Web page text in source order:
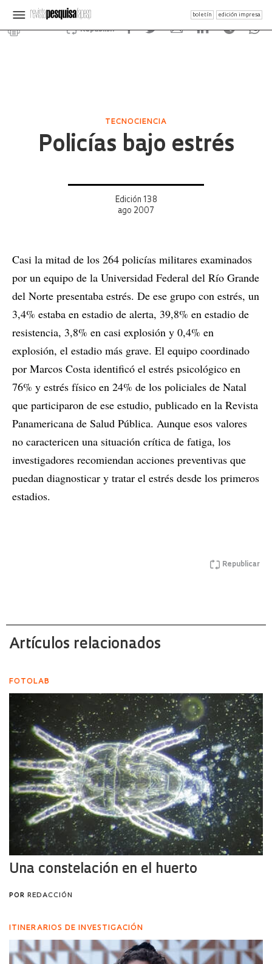
boletín edición impresa
Republish
TECNOCIENCIA
Policías bajo estrés
Edición 138
ago 2007
Casi la mitad de los 264 policías militares examinados
por un equipo de la Universidad Federal del Río Grande
del Norte presentaba estrés. De ese grupo con estrés, un
3,4% estaba en estadio de alerta, 39,8% en estadio de
resistencia, 3,8% en casi explosión y 0,4% en
explosión, el estadio más grave. El equipo coordinado
por Marcos Costa identificó el estrés psicológico en
76% y estrés físico en 24% de los policiales de Natal
que participaron de ese estudio, publicado en la Revista
Panamericana de Salud Pública. Aunque esos valores
no caractericen una situación crítica de fatiga, los
investigadores recomiendan acciones preventivas que
puedan diagnosticar y tratar el estrés desde los primeros
estadios.
Republicar